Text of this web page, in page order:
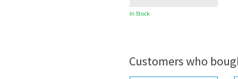
In Stock
Customers who